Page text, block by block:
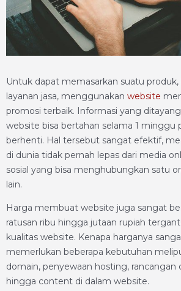
Untuk dapat memasarkan suatu produk,
layanan jasa, menggunakan website
promosi terbaik. Informasi yang
website bisa bertahan selama 1 minggu
berhenti. Hal tersebut sangat efektif,
di dunia tidak pernah lepas dari media
sosial yang bisa menghubungkan satu
lain.
Harga membuat website juga sangat
ratusan ribu hingga jutaan rupiah
kualitas website. Kenapa harganya
memerlukan beberapa kebutuhan
domain, penyewaan hosting, rancangan
hingga content di dalam website.